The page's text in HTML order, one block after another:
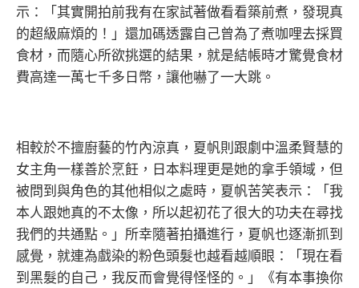
示：「其實開拍前我有在家試著做看看築前煮，發現真
的超級麻煩的！」還加碼透露自己曾為了煮咖哩去採買
食材，而隨心所欲挑選的結果，就是結帳時才驚覺食材
費高達一萬七千多日幣，讓他嚇了一大跳。
相較於不擅廚藝的竹內涼真，夏帆則跟劇中溫柔賢慧的
女主角一樣善於烹飪，日本料理更是她的拿手領域，但
被問到與角色的其他相似之處時，夏帆苦笑表示：「我
本人跟她真的不太像，所以起初花了很大的功夫在尋找
我們的共通點。」所幸隨著拍攝進行，夏帆也逐漸抓到
感覺，就連為戲染的粉色頭髮也越看越順眼：「現在看
到黑髮的自己，我反而會覺得怪怪的。」《有本事換你